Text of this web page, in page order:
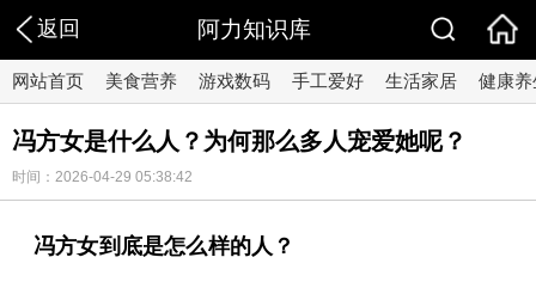
返回 阿力知识库
网站首页 美食营养 游戏数码 手工爱好 生活家居 健康养
冯方女是什么人？为何那么多人宠爱她呢？
时间：2026-04-29 05:38:42
冯方女到底是怎么样的人？